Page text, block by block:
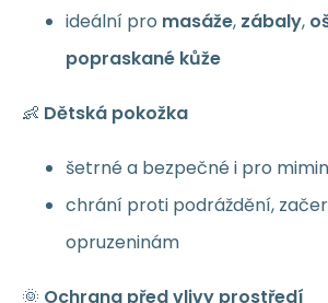
ideální pro masáže, zábaly,
popraskané kůže
👶 Dětská pokožka
šetrné a bezpečné i pro
chrání proti podráždění,
opruzeninám
🌞 Ochrana před vlivy prostředí